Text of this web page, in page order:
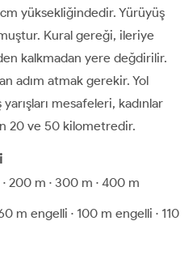
yüksekliğindedir. Yürüyüş
Kural gereği, ileriye
kalkmadan yere değdirilir.
adım atmak gerekir. Yol
mesafeleri, kadınlar
20 ve 50 kilometredir.
200 m · 300 m · 400 m
m engelli · 100 m engelli · 110